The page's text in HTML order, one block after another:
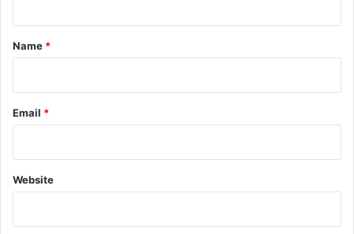
*
Name *
Email *
Website